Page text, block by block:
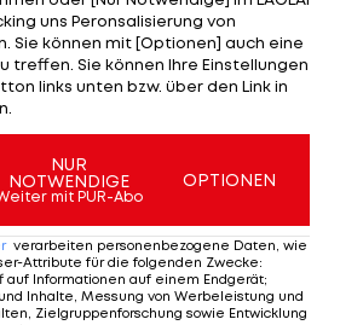
der Rennen in Kranjksa
Finales in Cortina
keine Chance mehr
die verpasste Chance
Entscheidung zum
"Alle hatten gehofft, in
zu können. Aber die
war schneller, als
uns Peronsalisierung von
Sie können mit [Optionen] auch eine
treffen. Sie können Ihre Einstellungen
links unten bzw. über den Link in
NUR
NOTWENDIGE
mit PUR-Abo
OPTIONEN
verarbeiten personenbezogene Daten, wie
Attribute für die folgenden Zwecke:
auf Informationen auf einem Endgerät;
Inhalte, Messung von Werbeleistung und
Zielgruppenforschung sowie Entwicklung